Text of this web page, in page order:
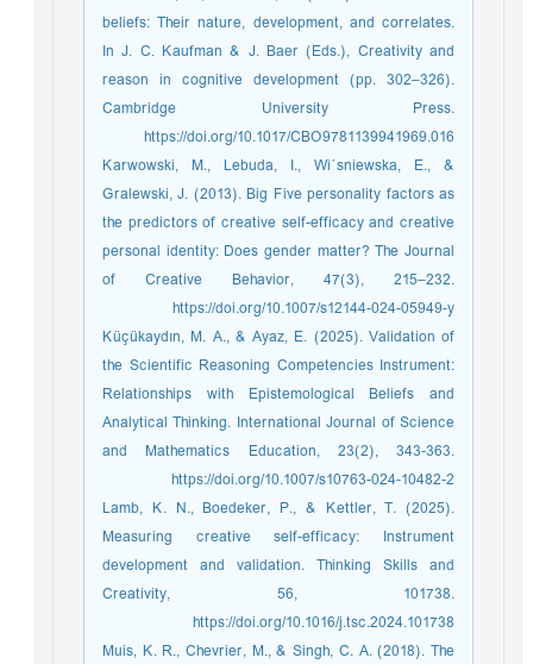
beliefs: Their nature, development, and correlates.
In J. C. Kaufman & J. Baer (Eds.), Creativity and
reason in cognitive development (pp. 302–326).
Cambridge University Press.
https://doi.org/10.1017/CBO9781139941969.016
Karwowski, M., Lebuda, I., Wi´sniewska, E., &
Gralewski, J. (2013). Big Five personality factors as
the predictors of creative self-efficacy and creative
personal identity: Does gender matter? The Journal
of Creative Behavior, 47(3), 215–232.
https://doi.org/10.1007/s12144-024-05949-y
Küçükaydın, M. A., & Ayaz, E. (2025). Validation of
the Scientific Reasoning Competencies Instrument:
Relationships with Epistemological Beliefs and
Analytical Thinking. International Journal of Science
and Mathematics Education, 23(2), 343-363.
https://doi.org/10.1007/s10763-024-10482-2
Lamb, K. N., Boedeker, P., & Kettler, T. (2025).
Measuring creative self-efficacy: Instrument
development and validation. Thinking Skills and
Creativity, 56, 101738.
https://doi.org/10.1016/j.tsc.2024.101738
Muis, K. R., Chevrier, M., & Singh, C. A. (2018). The